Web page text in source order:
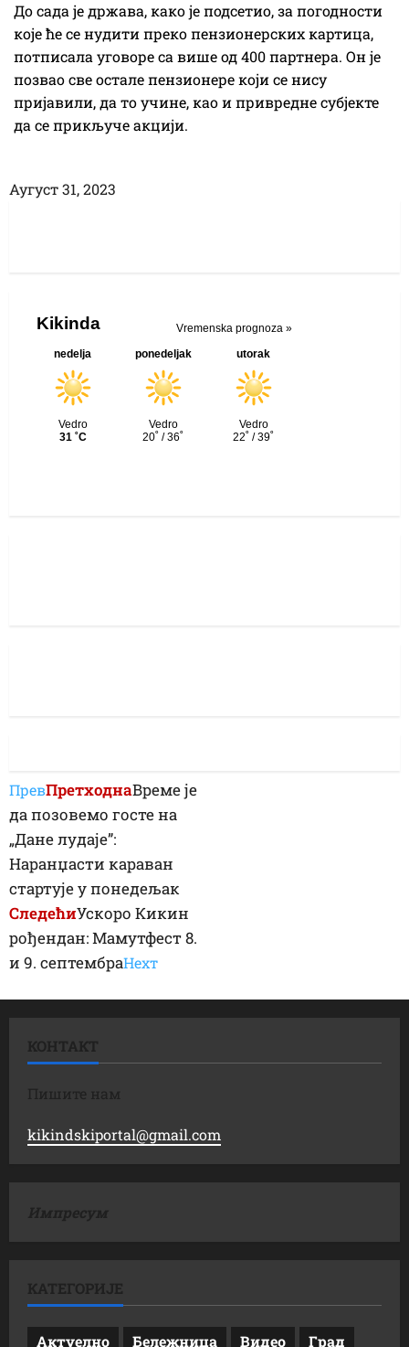
До сада је држава, како је подсетио, за погодности
које ће се нудити преко пензионерских картица,
потписала уговоре са више од 400 партнера. Он је
позвао све остале пензионере који се нису
пријавили, да то учине, као и привредне субјекте
да се прикључе акцији.
Аугуст 31, 2023
ПревПретходнаВреме је
да позовемо госте на
„Дане лудаје”:
Наранџасти караван
стартује у понедељак
СледећиУскоро Кикин
рођендан: Мамутфест 8.
и 9. септембраНеxт
КОНТАКТ
Пишите нам
kikindskiportal@gmail.com
Импресум
КАТЕГОРИЈЕ
Актуелно Бележница Видео Град